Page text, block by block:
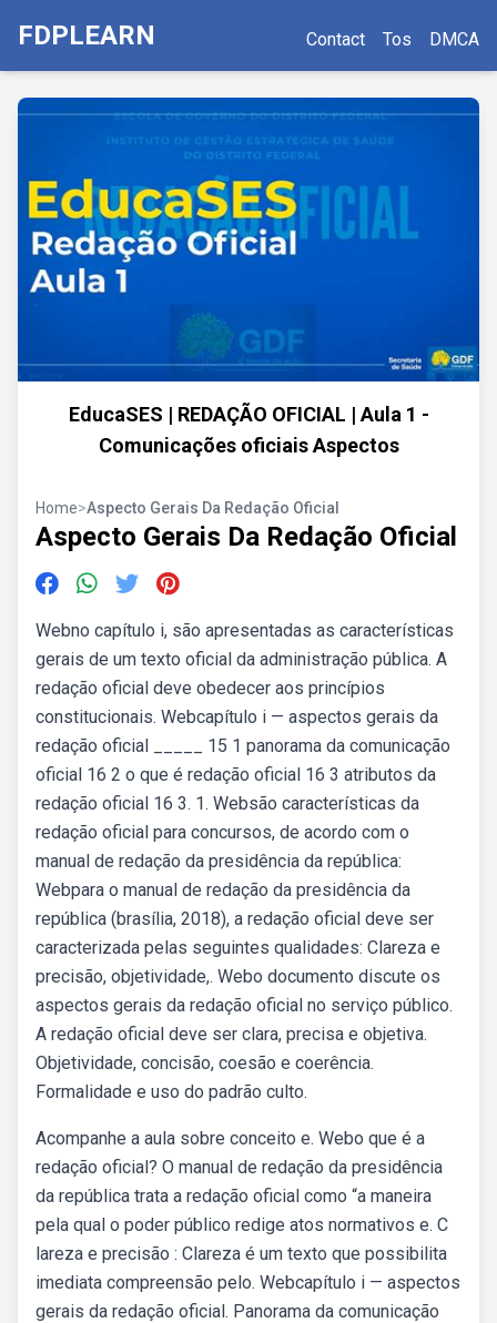
FDPLEARN Contact Tos DMCA
EducaSES | REDAÇÃO OFICIAL | Aula 1 -
Comunicações oficiais Aspectos
Home>Aspecto Gerais Da Redação Oficial
Aspecto Gerais Da Redação Oficial
Webno capítulo i, são apresentadas as características
gerais de um texto oficial da administração pública. A
redação oficial deve obedecer aos princípios
constitucionais. Webcapítulo i — aspectos gerais da
redação oficial _____ 15 1 panorama da comunicação
oficial 16 2 o que é redação oficial 16 3 atributos da
redação oficial 16 3. 1. Websão características da
redação oficial para concursos, de acordo com o
manual de redação da presidência da república:
Webpara o manual de redação da presidência da
república (brasília, 2018), a redação oficial deve ser
caracterizada pelas seguintes qualidades: Clareza e
precisão, objetividade,. Webo documento discute os
aspectos gerais da redação oficial no serviço público.
A redação oficial deve ser clara, precisa e objetiva.
Objetividade, concisão, coesão e coerência.
Formalidade e uso do padrão culto.
Acompanhe a aula sobre conceito e. Webo que é a
redação oficial? O manual de redação da presidência
da república trata a redação oficial como “a maneira
pela qual o poder público redige atos normativos e. C
lareza e precisão : Clareza é um texto que possibilita
imediata compreensão pelo. Webcapítulo i — aspectos
gerais da redação oficial. Panorama da comunicação